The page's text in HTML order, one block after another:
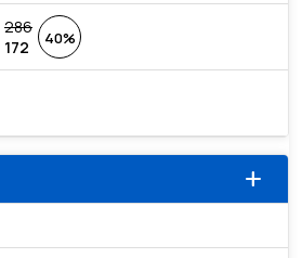
286
172
40%
add